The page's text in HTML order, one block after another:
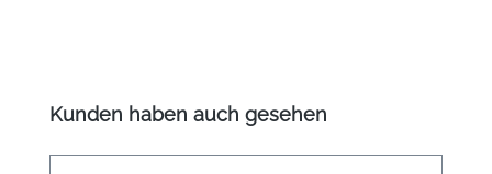
Produktgalerie überspringen
Kunden haben auch gesehen